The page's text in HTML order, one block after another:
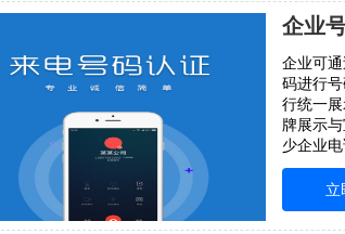
企业
企业可
码进行
行统一
牌展示
少企业
实信息提
业形象
卡服务热
立